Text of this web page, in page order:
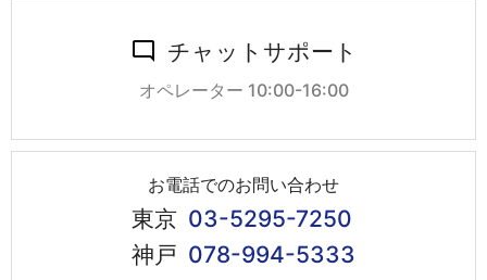
チャットサポート
オペレーター 10:00-16:00
お電話でのお問い合わせ
東京 03-5295-7250
神戸 078-994-5333